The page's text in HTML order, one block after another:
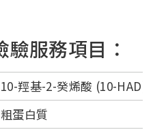
驗服務項目：
10-羥基-2-癸烯酸 (10-HAD)
粗蛋白質